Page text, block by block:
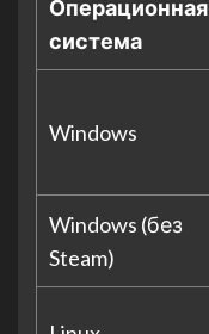
Операционная
система
Windows
Windows (без
Steam)